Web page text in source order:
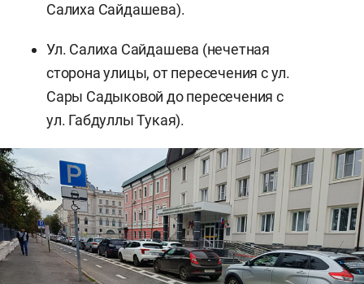
Салиха Сайдашева).
Ул. Салиха Сайдашева (нечетная
сторона улицы, от пересечения с ул.
Сары Садыковой до пересечения с
ул. Габдуллы Тукая).